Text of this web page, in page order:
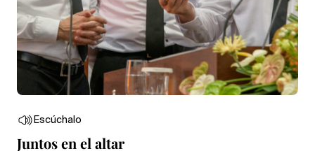
Escúchalo
Juntos en el altar